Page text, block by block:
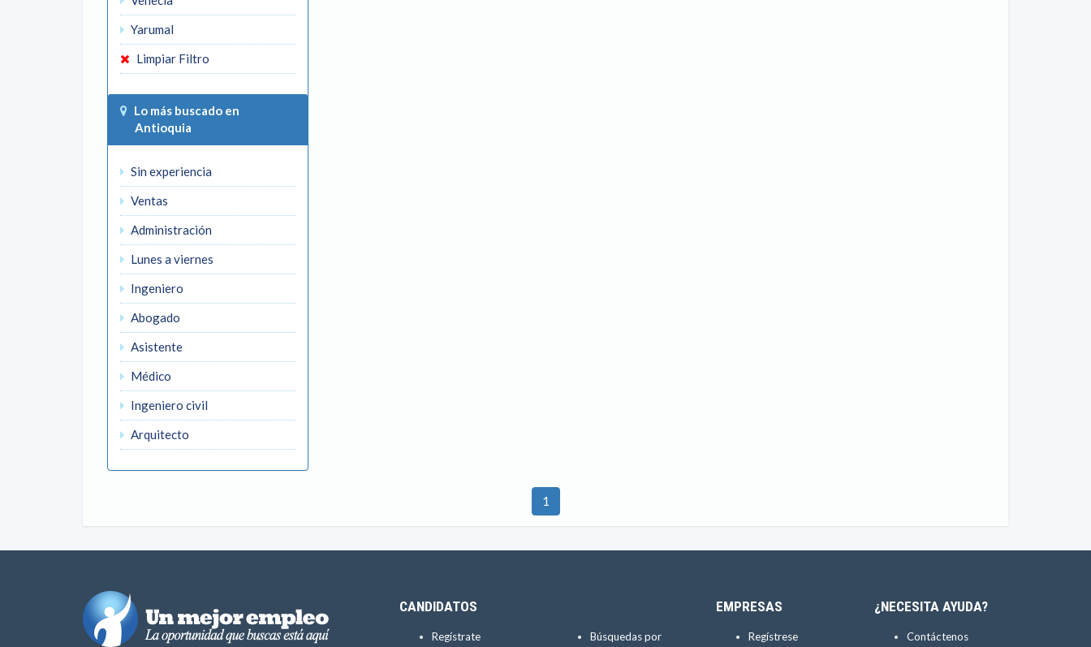
Yarumal
Limpiar Filtro
Lo más buscado en
Antioquia
Sin experiencia
Ventas
Administración
Lunes a viernes
Ingeniero
Abogado
Asistente
Médico
Ingeniero civil
Arquitecto
1
CANDIDATOS
Regístrate
Búsquedas por
EMPRESAS
Regístrese
¿NECESITA AYUDA?
Contáctenos